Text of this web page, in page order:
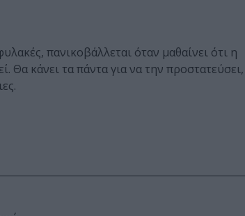
πανικοβάλλεται όταν μαθαίνει ότι η
Θα κάνει τα πάντα για να την προστατεύσει,